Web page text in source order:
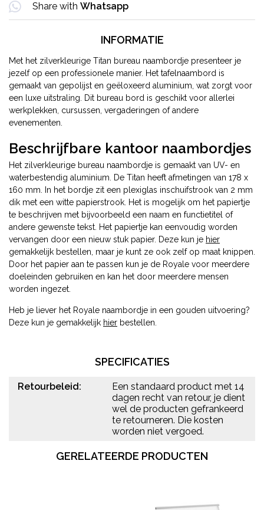
Share with Whatsapp
INFORMATIE
Met het zilverkleurige Titan bureau naambordje presenteer je
jezelf op een professionele manier. Het tafelnaambord is
gemaakt van gepolijst en geëloxeerd aluminium, wat zorgt voor
een luxe uitstraling. Dit bureau bord is geschikt voor allerlei
werkplekken, cursussen, vergaderingen of andere
evenementen.
Beschrijfbare kantoor naambordjes
Het zilverkleurige bureau naambordje is gemaakt van UV- en
waterbestendig aluminium. De Titan heeft afmetingen van 178 x
160 mm. In het bordje zit een plexiglas inschuifstrook van 2 mm
dik met een witte papierstrook. Het is mogelijk om het papiertje
te beschrijven met bijvoorbeeld een naam en functietitel of
andere gewenste tekst. Het papiertje kan eenvoudig worden
vervangen door een nieuw stuk papier. Deze kun je hier
gemakkelijk bestellen, maar je kunt ze ook zelf op maat knippen.
Door het papier aan te passen kun je de Royale voor meerdere
doeleinden gebruiken en kan het door meerdere mensen
worden ingezet.
Heb je liever het Royale naambordje in een gouden uitvoering?
Deze kun je gemakkelijk hier bestellen.
SPECIFICATIES
Retourbeleid:
Een standaard product met 14
dagen recht van retour, je dient
wel de producten gefrankeerd
te retourneren. Die kosten
worden niet vergoed.
GERELATEERDE PRODUCTEN